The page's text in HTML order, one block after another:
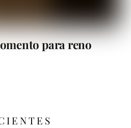
para reno